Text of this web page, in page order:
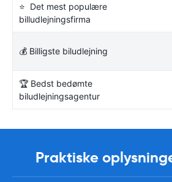
⭐ Det mest populære
billudlejningsfirma
💰 Billigste biludlejning
🏆 Bedst bedømte
biludlejningsagentur
Praktiske